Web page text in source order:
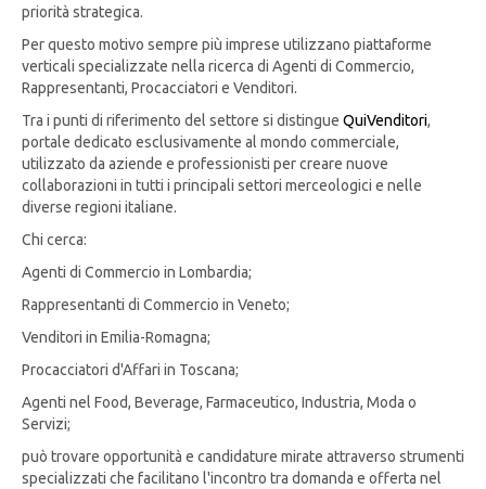
priorità strategica.
Per questo motivo sempre più imprese utilizzano piattaforme
verticali specializzate nella ricerca di Agenti di Commercio,
Rappresentanti, Procacciatori e Venditori.
Tra i punti di riferimento del settore si distingue QuiVenditori,
portale dedicato esclusivamente al mondo commerciale,
utilizzato da aziende e professionisti per creare nuove
collaborazioni in tutti i principali settori merceologici e nelle
diverse regioni italiane.
Chi cerca:
Agenti di Commercio in Lombardia;
Rappresentanti di Commercio in Veneto;
Venditori in Emilia-Romagna;
Procacciatori d'Affari in Toscana;
Agenti nel Food, Beverage, Farmaceutico, Industria, Moda o
Servizi;
può trovare opportunità e candidature mirate attraverso strumenti
specializzati che facilitano l'incontro tra domanda e offerta nel